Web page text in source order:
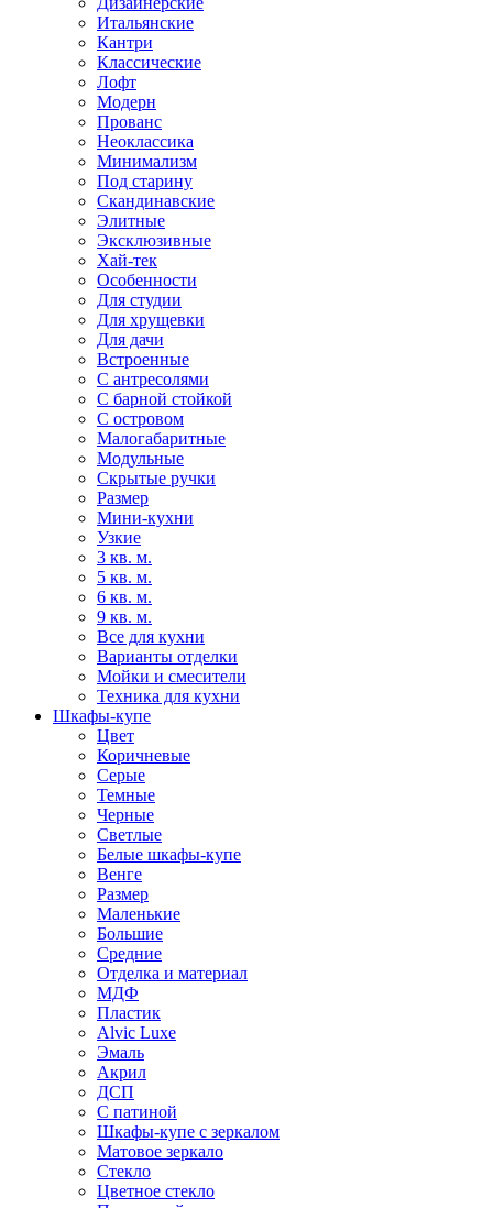
Итальянские
Кантри
Классические
Лофт
Модерн
Прованс
Неоклассика
Минимализм
Под старину
Скандинавские
Элитные
Эксклюзивные
Хай-тек
Особенности
Для студии
Для хрущевки
Для дачи
Встроенные
С антресолями
С барной стойкой
С островом
Малогабаритные
Модульные
Скрытые ручки
Размер
Мини-кухни
Узкие
3 кв. м.
5 кв. м.
6 кв. м.
9 кв. м.
Все для кухни
Варианты отделки
Мойки и смесители
Техника для кухни
Шкафы-купе
Цвет
Коричневые
Серые
Темные
Черные
Светлые
Белые шкафы-купе
Венге
Размер
Маленькие
Большие
Средние
Отделка и материал
МДФ
Пластик
Alvic Luxe
Эмаль
Акрил
ДСП
С патиной
Шкафы-купе с зеркалом
Матовое зеркало
Стекло
Цветное стекло